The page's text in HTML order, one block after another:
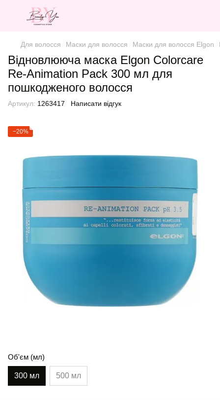
Для волосся Маски для волосся Маски для волосся Elgon
Відновлююча маска Elgon Colorcare
Re-Animation Pack 300 мл для
пошкодженого волосся
Артикул: 1263417 Написати відгук
−20%
Об'єм (мл)
300 мл 500 мл